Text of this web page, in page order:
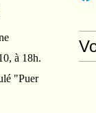
à 18h.
"Puer